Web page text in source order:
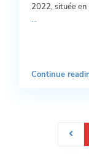
2022, située
...
Continue